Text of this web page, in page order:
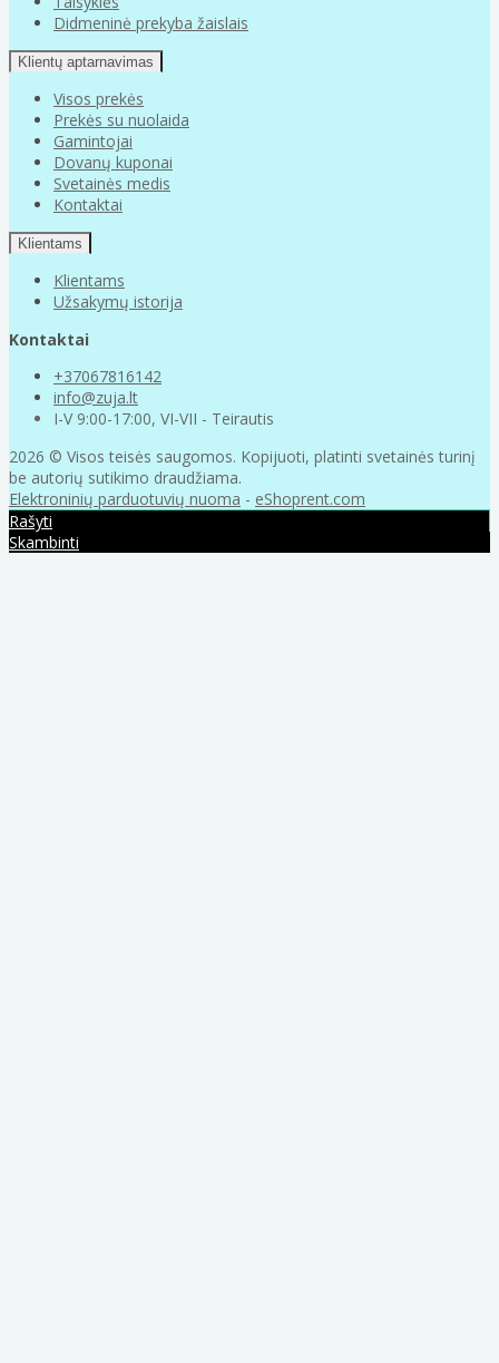
Didmeninė prekyba žaislais
Klientų aptarnavimas
Visos prekės
Prekės su nuolaida
Gamintojai
Dovanų kuponai
Svetainės medis
Kontaktai
Klientams
Klientams
Užsakymų istorija
Kontaktai
+37067816142
info@zuja.lt
I-V 9:00-17:00, VI-VII - Teirautis
2026 © Visos teisės saugomos. Kopijuoti, platinti svetainės turinį
be autorių sutikimo draudžiama.
Elektroninių parduotuvių nuoma - eShoprent.com
Rašyti
Skambinti